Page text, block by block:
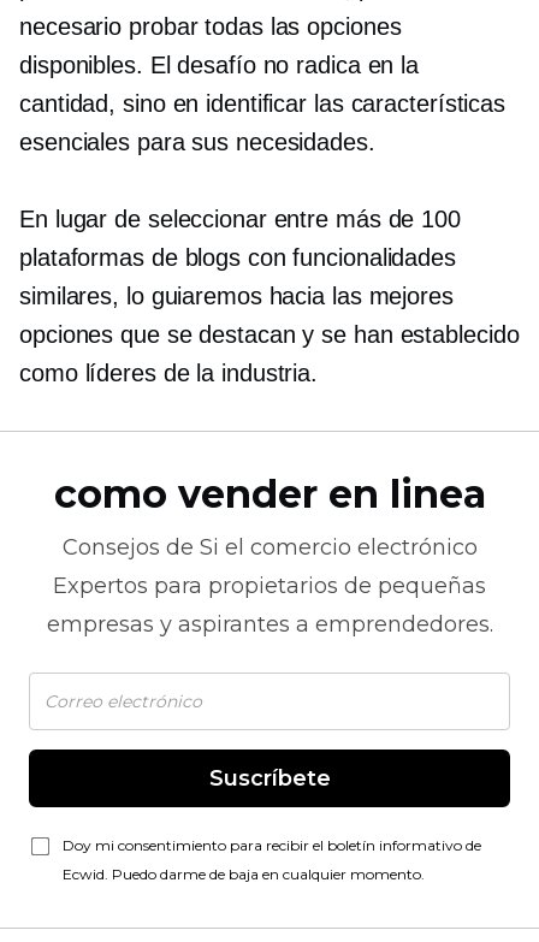
necesario probar todas las opciones
disponibles. El desafío no radica en la
cantidad, sino en identificar las características
esenciales para sus necesidades.
En lugar de seleccionar entre más de 100
plataformas de blogs con funcionalidades
similares, lo guiaremos hacia las mejores
opciones que se destacan y se han establecido
como líderes de la industria.
como vender en linea
Consejos de Si el comercio electrónico
Expertos para propietarios de pequeñas
empresas y aspirantes a emprendedores.
Suscríbete
Doy mi consentimiento para recibir el boletín informativo de
Ecwid. Puedo darme de baja en cualquier momento.